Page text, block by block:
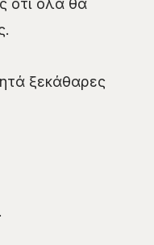
ότι όλα θα
ξεκάθαρες